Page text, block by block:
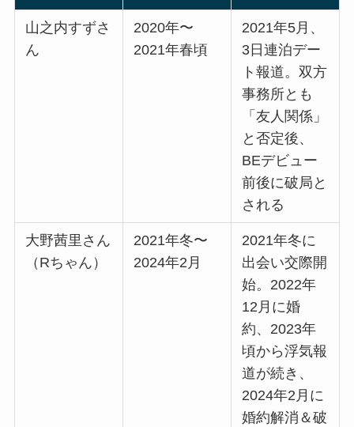
山之内すずさ
ん
2020年〜
2021年春頃
2021年5月、
3日連泊デー
ト報道。双方
事務所とも
「友人関係」
と否定後、
BEデビュー
前後に破局と
される
大野茜里さん
（Rちゃん）
2021年冬〜
2024年2月
2021年冬に
出会い交際開
始。2022年
12月に婚
約、2023年
頃から浮気報
道が続き、
2024年2月に
婚約解消＆破